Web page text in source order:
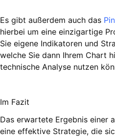
Es gibt außerdem auch das
hierbei um eine einzigartige
Sie eigene Indikatoren und
welche Sie dann Ihrem Chart
technische Analyse nutzen
Im Fazit
Das erwartete Ergebnis einer
eine effektive Strategie, die